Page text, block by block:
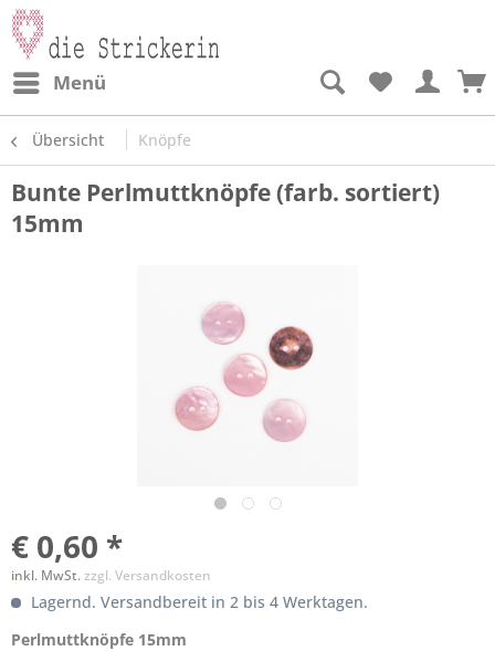
Menü
Übersicht Knöpfe
Bunte Perlmuttknöpfe (farb. sortiert)
15mm
€ 0,60 *
inkl. MwSt.zzgl. Versandkosten
Lagernd. Versandbereit in 2 bis 4 Werktagen.
Perlmuttknöpfe 15mm